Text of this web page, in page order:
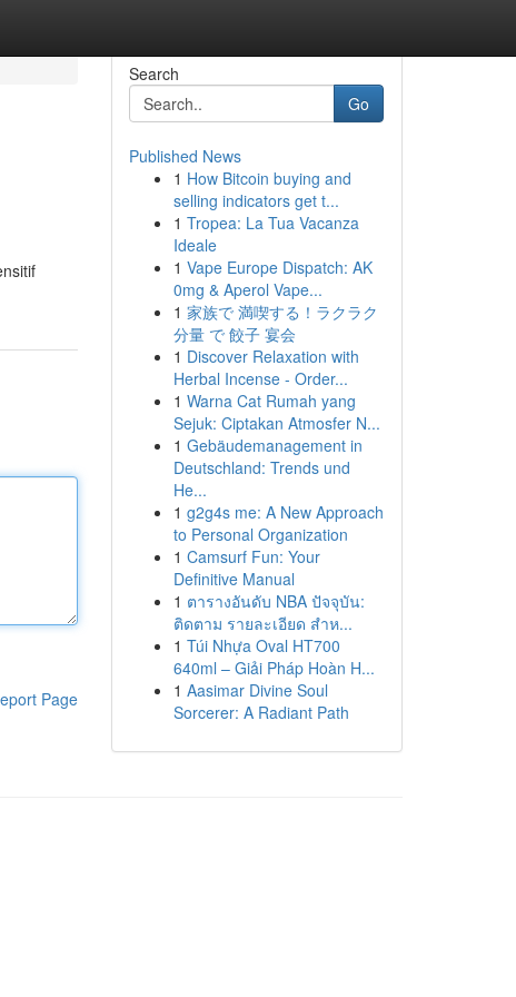
Page
Search
Go
Published News
1 How Bitcoin buying and
selling indicators get t...
1 Tropea: La Tua Vacanza
Ideale
1 Vape Europe Dispatch: AK
0mg & Aperol Vape...
1 家族で 満喫する！ラクラク
分量 で 餃子 宴会
1 Discover Relaxation with
Herbal Incense - Order...
1 Warna Cat Rumah yang
Sejuk: Ciptakan Atmosfer N...
1 Gebäudemanagement in
Deutschland: Trends und
He...
1 g2g4s me: A New Approach
to Personal Organization
1 Camsurf Fun: Your
Definitive Manual
1 ตารางอันดับ NBA ปัจจุบัน:
ติดตาม รายละเอียด สำห...
1 Túi Nhựa Oval HT700
640ml – Giải Pháp Hoàn H...
1 Aasimar Divine Soul
Sorcerer: A Radiant Path